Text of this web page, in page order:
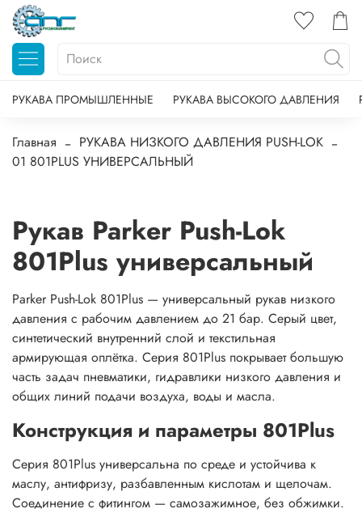
РУКАВА ПРОМЫШЛЕННЫЕ РУКАВА ВЫСОКОГО ДАВЛЕНИЯ
Главная
РУКАВА НИЗКОГО ДАВЛЕНИЯ PUSH-LOK
01 801PLUS УНИВЕРСАЛЬНЫЙ
Рукав Parker Push-Lok
801Plus универсальный
Parker Push-Lok 801Plus — универсальный рукав низкого
давления с рабочим давлением до 21 бар. Серый цвет,
синтетический внутренний слой и текстильная
армирующая оплётка. Серия 801Plus покрывает большую
часть задач пневматики, гидравлики низкого давления и
общих линий подачи воздуха, воды и масла.
Конструкция и параметры 801Plus
Серия 801Plus универсальна по среде и устойчива к
маслу, антифризу, разбавленным кислотам и щелочам.
Соединение с фитингом — самозажимное, без обжимки.